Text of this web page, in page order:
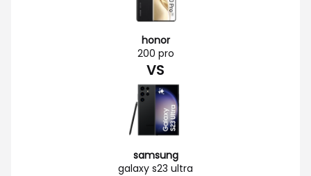
honor
200 pro
VS
samsung
galaxy s23 ultra